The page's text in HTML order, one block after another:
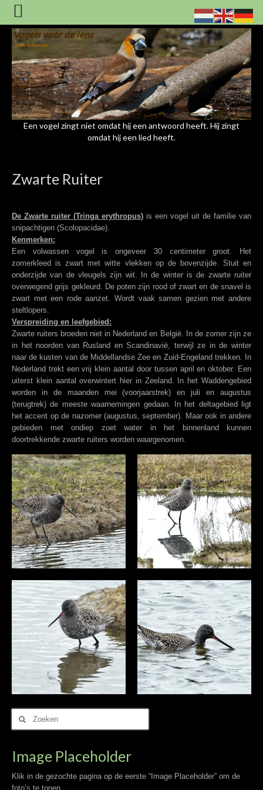
Een vogel zingt niet omdat hij een antwoord heeft. Hij zingt
omdat hij een lied heeft.
Zwarte Ruiter
De Zwarte ruiter (Tringa erythropus) is een vogel uit de familie van
snipachtigen (Scolopacidae).
Kenmerken:
Een volwassen vogel is ongeveer 30 centimeter groot. Het
zomerkleed is zwart met witte vlekken op de bovenzijde. Stuit en
onderzijde van de vleugels zijn wit. In de winter is de zwarte ruiter
overwegend grijs gekleurd. De poten zijn rood of zwart en de snavel is
zwart met een rode aanzet. Wordt vaak samen gezien met andere
steltlopers.
Verspreiding en leefgebied:
Zwarte ruiters broeden niet in Nederland en België. In de zomer zijn ze
in het noorden van Rusland en Scandinavië, terwijl ze in de winter
naar de kusten van de Middellandse Zee en Zuid-Engeland trekken. In
Nederland trekt een vrij klein aantal door tussen april en oktober. Een
uiterst klein aantal overwintert hier in Zeeland. In het Waddengebied
worden in de maanden mei (voorjaarstrek) en juli en augustus
(terugtrek) de meeste waarnemingen gedaan. In het deltagebied ligt
het accent op de nazomer (augustus, september). Maar ook in andere
gebieden met ondiep zoet water in het binnenland kunnen
doortrekkende zwarte ruiters worden waargenomen.
Zoek
naar:
Image Placeholder
Klik in de gezochte pagina op de eerste “Image Placeholder” om de
foto’s te tonen.